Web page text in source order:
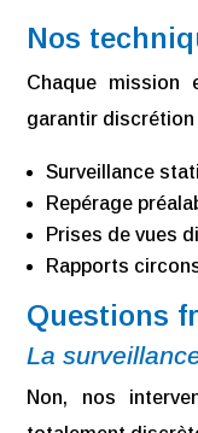
Nos
Chaque mission
garantir
Surveillance
Repérage
Prises de vues
Rapports
Questions
La
Non, nos